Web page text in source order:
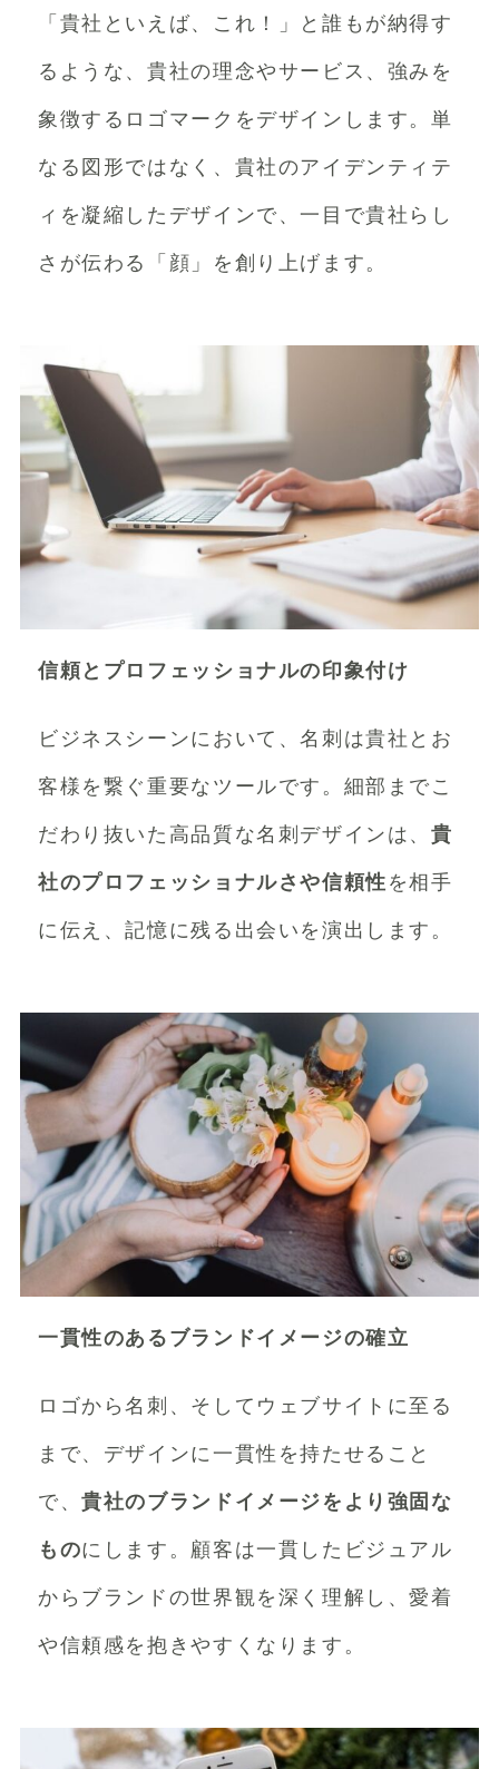
「貴社といえば、これ！」と誰もが納得す
るような、貴社の理念やサービス、強みを
象徴するロゴマークをデザインします。単
なる図形ではなく、貴社のアイデンティテ
ィを凝縮したデザインで、一目で貴社らし
さが伝わる「顔」を創り上げます。
信頼とプロフェッショナルの印象付け
ビジネスシーンにおいて、名刺は貴社とお
客様を繋ぐ重要なツールです。細部までこ
だわり抜いた高品質な名刺デザインは、貴
社のプロフェッショナルさや信頼性 を相手
に伝え、記憶に残る出会いを演出します。
一貫性のあるブランドイメージの確立
ロゴから名刺、そしてウェブサイトに至る
まで、デザインに一貫性を持たせること
で、貴社のブランドイメージをより強固な
ものにします。顧客は一貫したビジュアル
からブランドの世界観を深く理解し、愛着
や信頼感を抱きやすくなります。